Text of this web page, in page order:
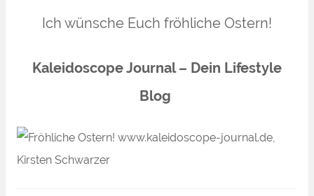
Ich wünsche Euch fröhliche Ostern!
Kaleidoscope Journal – Dein Lifestyle
Blog